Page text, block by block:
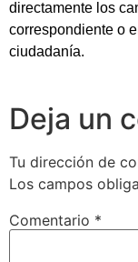
directamente los
correspondiente o
ciudadanía.
Deja un
Tu dirección de
Los campos
Comentario *